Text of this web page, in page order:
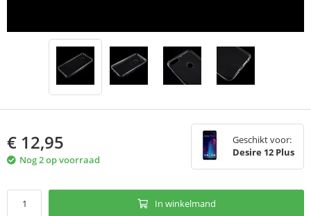
€ 12,95
Nog 2 op voorraad
Geschikt voor:
Desire 12 Plus
In winkelmand